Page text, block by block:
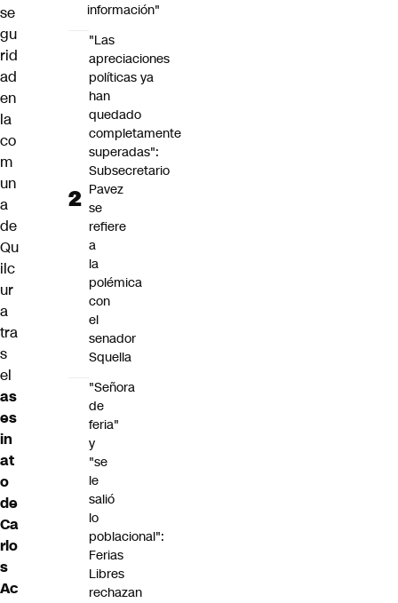
se
gu
rid
ad
en
la
co
m
un
a
de
Qu
ilc
ur
a
tra
s
el
as
es
in
at
o
de
Ca
rlo
s
Ac
información"
"Las
apreciaciones
políticas ya
han
quedado
completamente
superadas":
Subsecretario
Pavez
se
refiere
a
la
polémica
con
el
senador
Squella
"Señora
de
feria"
y
"se
le
salió
lo
poblacional":
Ferias
Libres
rechazan